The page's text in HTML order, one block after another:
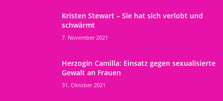
Kristen Stewart – Sie hat sich verlobt und
schwärmt
7. November 2021
Herzogin Camilla: Einsatz gegen sexualisierte
Gewalt an Frauen
31. Oktober 2021